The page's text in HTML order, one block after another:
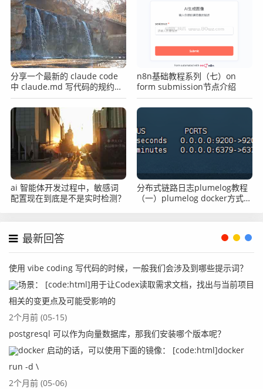
面试很好玩，也很累。看到别人，也能看到自己。职场之
外，生活之中，我们也在经历各种各样的"面试"。放平心
态，小心避坑，我们才会有所成长。
和行动, 将铺就通往更好的自己的道路
分享一个最新的 claude code
中 claude.md 写代码的规约文
件
n8n基础教程系列（七）on
form submission节点介绍
ai 智能体开发过程中，敏感词
配置现在到底是不是实时检测？
分布式链路日志plumelog教程
（一）plumelog docker方式部
最新回答
使用 vibe coding 写代码的时候，一般我们会涉及到哪些提示词？
场景： [code:html]用于让Codex读取需求文档，找出与当前项目
相关的变更点及可能受影响的
2个月前 (05-15)
postgresql 可以作为向量数据库，那我们安装哪个版本呢？
docker 启动的话，可以使用下面的镜像： [code:html]docker
run -d \
2个月前 (05-06)